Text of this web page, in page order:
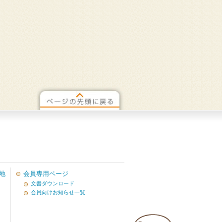
会員専用ページ
文書ダウンロード
会員向けお知らせ一覧